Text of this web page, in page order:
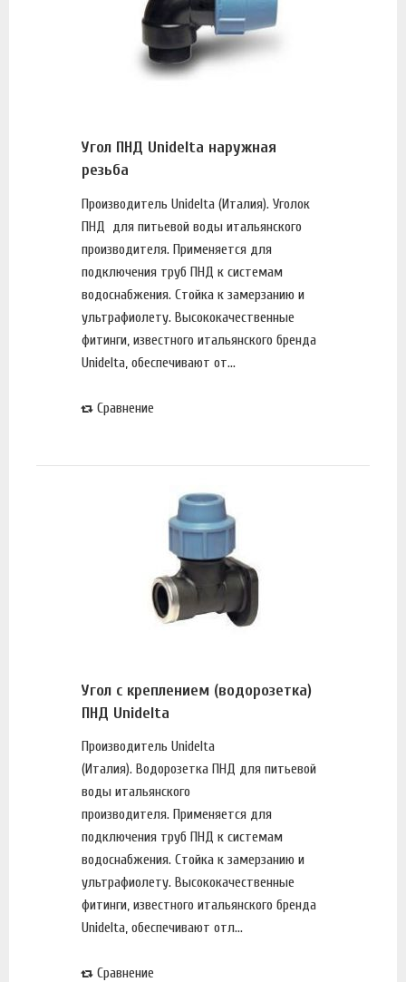
Угол ПНД Unidelta наружная
резьба
Производитель Unidelta (Италия). Уголок
ПНД для питьевой воды итальянского
производителя. Применяется для
подключения труб ПНД к системам
водоснабжения. Стойка к замерзанию и
ультрафиолету. Высококачественные
фитинги, известного итальянского бренда
Unidelta, обеспечивают от...
Сравнение
Угол с креплением (водорозетка)
ПНД Unidelta
Производитель Unidelta
(Италия). Водорозетка ПНД для питьевой
воды итальянского
производителя. Применяется для
подключения труб ПНД к системам
водоснабжения. Стойка к замерзанию и
ультрафиолету. Высококачественные
фитинги, известного итальянского бренда
Unidelta, обеспечивают отл...
Сравнение